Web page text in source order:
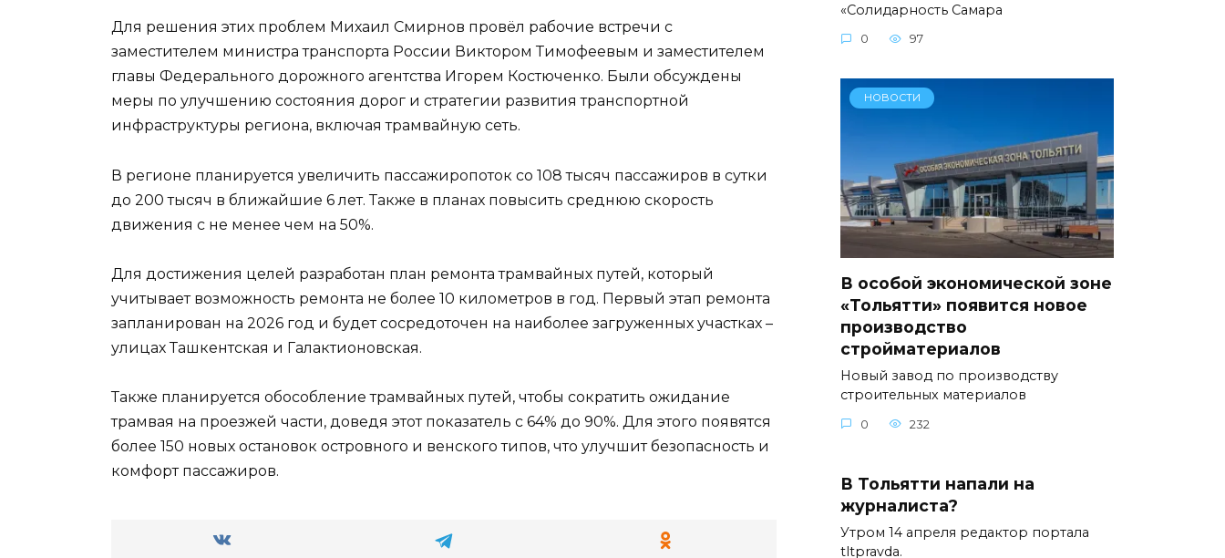
Для решения этих проблем Михаил Смирнов провёл рабочие встречи с
заместителем министра транспорта России Виктором Тимофеевым и заместителем
главы Федерального дорожного агентства Игорем Костюченко. Были обсуждены
меры по улучшению состояния дорог и стратегии развития транспортной
инфраструктуры региона, включая трамвайную сеть.
В регионе планируется увеличить пассажиропоток со 108 тысяч пассажиров в сутки
до 200 тысяч в ближайшие 6 лет. Также в планах повысить среднюю скорость
движения с не менее чем на 50%.
Для достижения целей разработан план ремонта трамвайных путей, который
учитывает возможность ремонта не более 10 километров в год. Первый этап ремонта
запланирован на 2026 год и будет сосредоточен на наиболее загруженных участках –
улицах Ташкентская и Галактионовская.
Также планируется обособление трамвайных путей, чтобы сократить ожидание
трамвая на проезжей части, доведя этот показатель с 64% до 90%. Для этого появятся
более 150 новых остановок островного и венского типов, что улучшит безопасность и
комфорт пассажиров.
«Солидарность Самара
0 97
НОВОСТИ
В особой экономической зоне
«Тольятти» появится новое
производство
стройматериалов
Новый завод по производству
строительных материалов
0 232
В Тольятти напали на
журналиста?
Утром 14 апреля редактор портала
tltpravda.